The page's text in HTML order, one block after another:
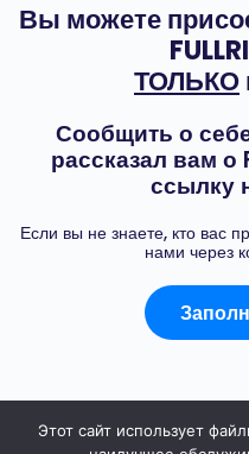
Вы можете
ТОЛЬКО
Сообщить о
рассказал вам о
ссылку
Если вы не знаете, кто вас
нами через
Этот сайт использует